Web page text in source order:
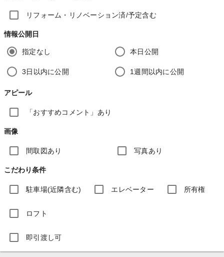
リフォーム・リノベーション済/予定含む
情報公開日
指定なし 本日公開
3日以内に公開 1週間以内に公開
アピール
「おすすめコメント」あり
画像
間取図あり 写真あり
こだわり条件
駐車場(近隣含む) エレベーター 所有権
ロフト
即引渡し可